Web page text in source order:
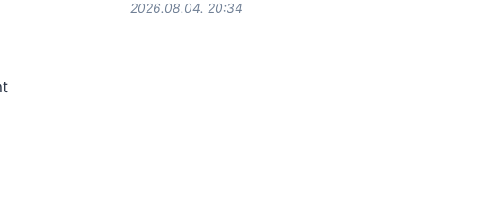
2026.08.04. 20:34